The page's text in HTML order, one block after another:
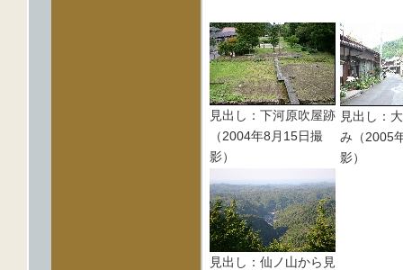
見出し：下河原吹屋跡
（2004年8月15日撮
影）
見出し：
み（2005
影）
見出し：仙ノ山から見